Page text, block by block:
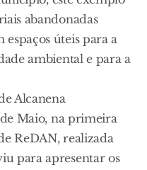
abandonadas
úteis para a
ambiental e para a
Alcanena
Maio, na primeira
ReDAN, realizada
para apresentar os